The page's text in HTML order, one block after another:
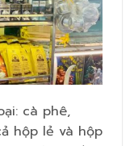
cà phê,
hộp lẻ và hộp